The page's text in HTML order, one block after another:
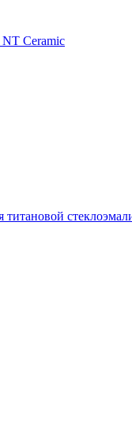
Ceramic